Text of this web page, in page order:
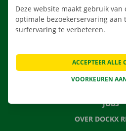
VEELGESTELDE
NIEUWS
JOBS
OVER DOCKX
Deze website maakt gebruik van
optimale bezoekerservaring aan
surfervaring te verbeteren.
VOORKEUREN
ACCEPTEER ALLE